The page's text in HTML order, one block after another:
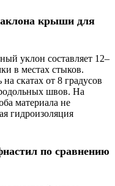
крыши для
уклон составляет 12–
в местах стыков.
скатах от 8 градусов
швов. На
материала не
гидроизоляция
по сравнению